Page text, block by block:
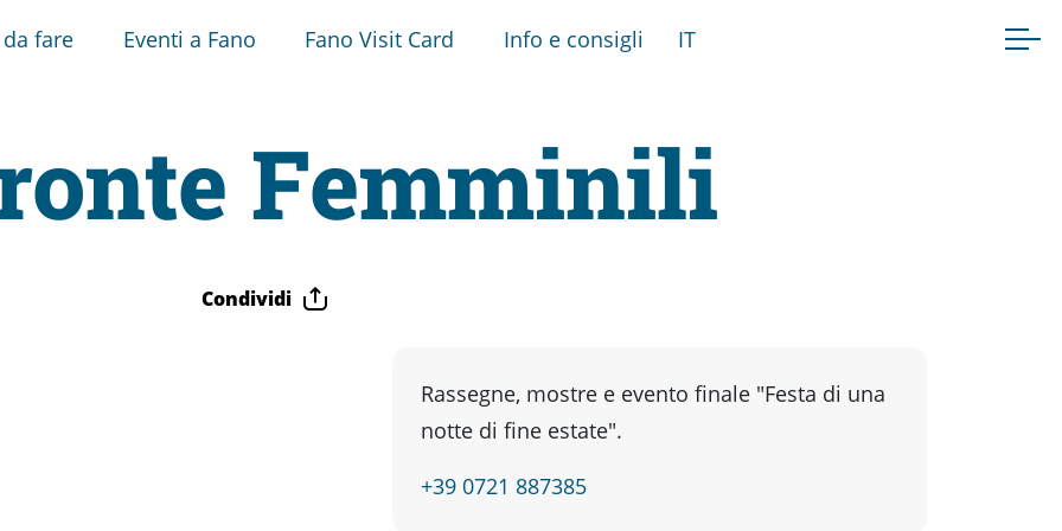
da fare Eventi a Fano Fano Visit Card Info e consigli IT
Femminili
Condividi
Rassegne, mostre e evento finale "Festa di una
notte di fine estate".
+39 0721 887385